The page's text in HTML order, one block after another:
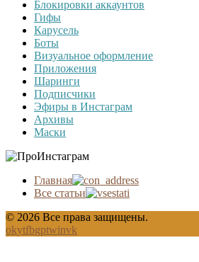
Блокировки аккаунтов
Гифы
Карусель
Боты
Визуальное оформление
Приложения
Шаринги
Подписчики
Эфиры в Инстаграм
Архивы
Маски
Главная
Все статьи
© 2026 Все права защищены.
okytfbgptwinvk